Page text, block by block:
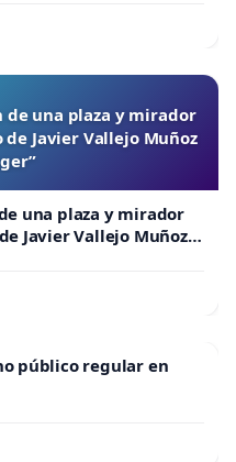
una plaza y mirador
Javier Vallejo Muñoz
una plaza y mirador
Javier Vallejo Muñoz
público regular en